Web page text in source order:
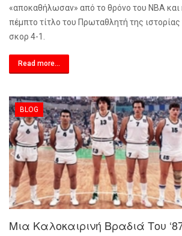
«αποκαθήλωσαν» από το θρόνο του NBA και
πέμπτο τίτλο του Πρωταθλητή της
σκορ 4-1.
Read more...
BLOG
Μια Καλοκαιρινή Βραδιά Του